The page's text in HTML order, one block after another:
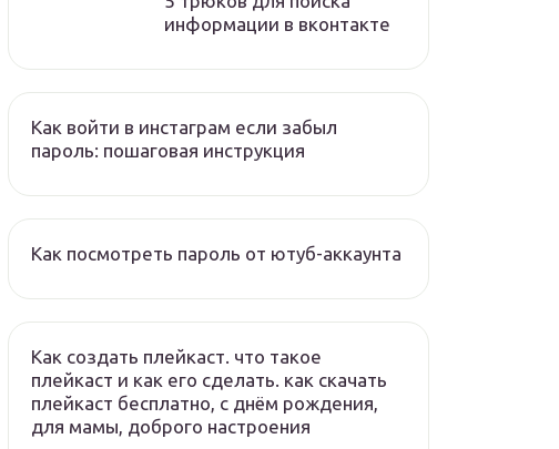
информации в вконтакте
Как войти в инстаграм если забыл
пароль: пошаговая инструкция
Как посмотреть пароль от ютуб-аккаунта
Как создать плейкаст. что такое
плейкаст и как его сделать. как скачать
плейкаст бесплатно, с днём рождения,
для мамы, доброго настроения